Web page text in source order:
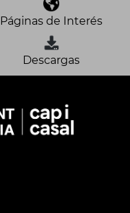
Páginas de Interés
Descargas